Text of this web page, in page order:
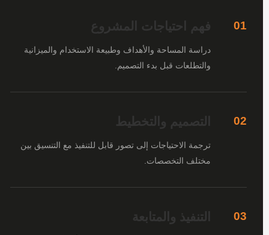
01 فهم احتياجات المشروع
دراسة المساحة والأهداف وطبيعة الاستخدام والميزانية
والتطلعات قبل بدء التصميم.
02 التصميم والتخطيط
ترجمة الاحتياجات إلى تصور قابل للتنفيذ مع التنسيق بين
مختلف التخصصات.
03 التنفيذ والمتابعة